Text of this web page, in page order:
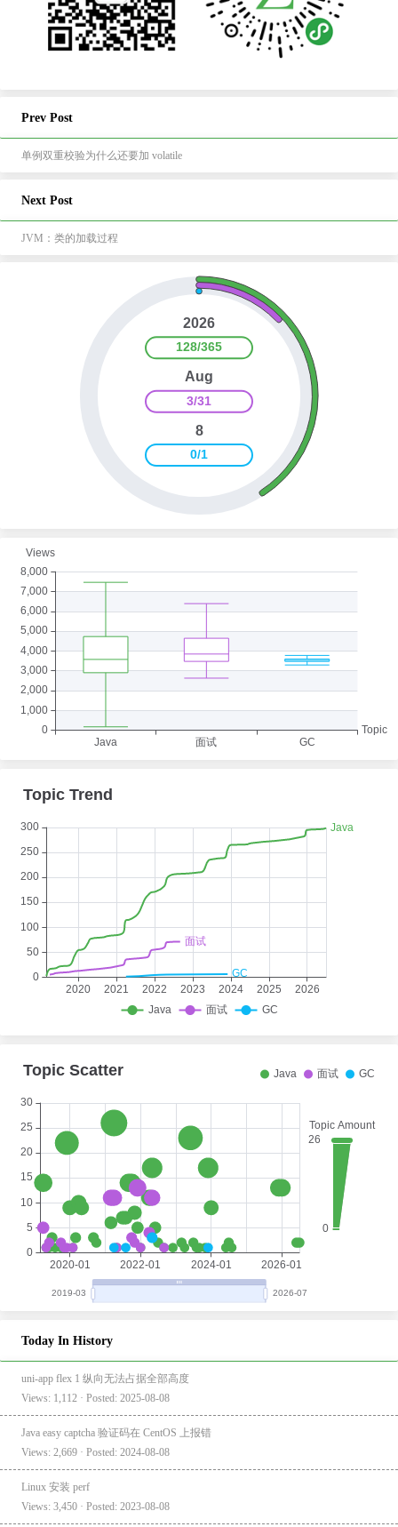
Prev Post
单例双重校验为什么还要加 volatile
Next Post
JVM：类的加载过程
Today In History
uni-app flex 1 纵向无法占据全部高度
Views: 1,112 · Posted: 2025-08-08
Java easy captcha 验证码在 CentOS 上报错
Views: 2,669 · Posted: 2024-08-08
Linux 安装 perf
Views: 3,450 · Posted: 2023-08-08